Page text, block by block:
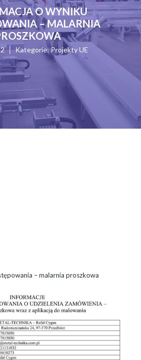
O WYNIKU
– MALARNIA
Kategorie:Projekty UE
– malarnia proszkowa